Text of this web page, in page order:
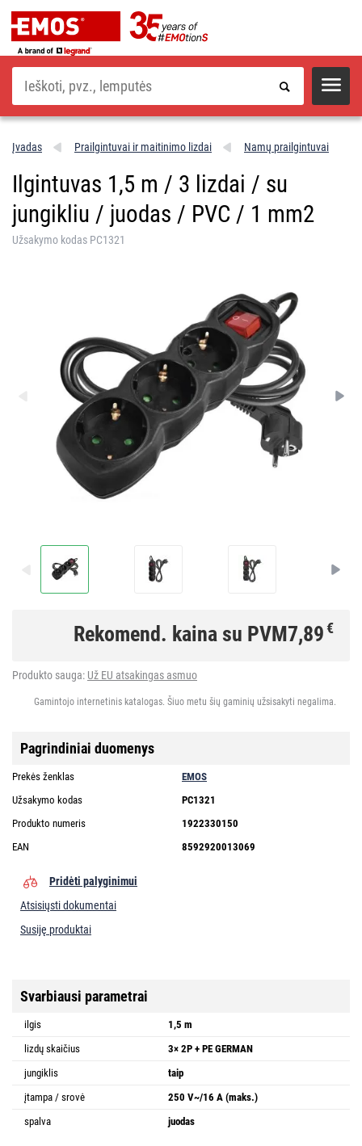
Paieška
Įvadas Prailgintuvai ir maitinimo lizdai Namų prailgintuvai
Ilgintuvas 1,5 m / 3 lizdai / su
jungikliu / juodas / PVC / 1 mm2
Užsakymo kodas PC1321
Rekomend. kaina su PVM7,89€
Produkto sauga: Už EU atsakingas asmuo
Gamintojo internetinis katalogas. Šiuo metu šių gaminių užsisakyti negalima.
Pagrindiniai duomenys
Prekės ženklas
EMOS
Užsakymo kodas
PC1321
Produkto numeris
1922330150
EAN
8592920013069
Pridėti palyginimui
Atsisiųsti dokumentai
Susiję produktai
Svarbiausi parametrai
ilgis
1,5 m
lizdų skaičius
3× 2P + PE GERMAN
jungiklis
taip
įtampa / srovė
250 V~/16 A (maks.)
spalva
juodas